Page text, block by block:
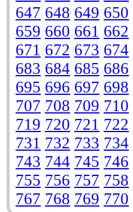
647 648 649 650
659 660 661 662
671 672 673 674
683 684 685 686
695 696 697 698
707 708 709 710
719 720 721 722
731 732 733 734
743 744 745 746
755 756 757 758
767 768 769 770